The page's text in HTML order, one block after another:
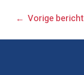
BERICHT
NAVIGATIE
Vorige bericht